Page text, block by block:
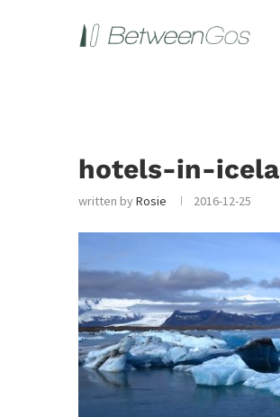
hotels-in-
written byRosie 2016-12-25